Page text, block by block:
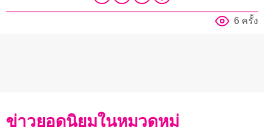
6 ครั้ง
ข่าวยอดนิยมในหมวดหมู่